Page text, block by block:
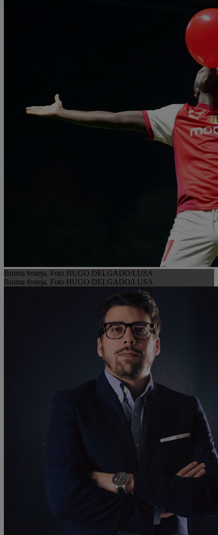
Bruma festeja. Foto HUGO DELGADO/LUSA
Bruma festeja. Foto HUGO DELGADO/LUSA